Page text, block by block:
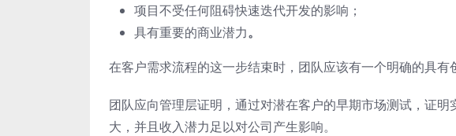
项目不受任何阻碍快速迭代开发的影响；
具有重要的商业潜力。
在客户需求流程的这一步结束时，团队应该有一个明确的具有
团队应向管理层证明，通过对潜在客户的早期市场测试，证
大，并且收入潜力足以对公司产生影响。